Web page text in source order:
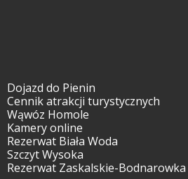
Dojazd do Pienin
Cennik atrakcji turystycznych
Wąwóz Homole
Kamery online
Rezerwat Biała Woda
Szczyt Wysoka
Rezerwat Zaskalskie-Bodnarowka